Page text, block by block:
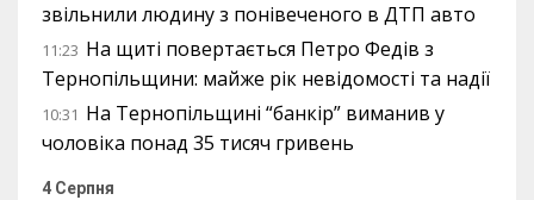
звільнили людину з понівеченого в ДТП авто
11:23 На щиті повертається Петро Федів з
Тернопільщини: майже рік невідомості та надії
10:31 На Тернопільщині “банкір” виманив у
чоловіка понад 35 тисяч гривень
4 Серпня